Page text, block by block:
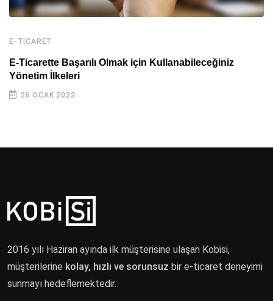
E-TICARET
E-Ticarette Başarılı Olmak için Kullanabileceğiniz
Yönetim İlkeleri
26 OCAK 2022
2016 yılı Haziran ayında ilk müşterisine ulaşan Kobisi,
müşterilerine kolay, hızlı ve sorunsuz bir e-ticaret deneyimi
sunmayı hedeflemektedir.